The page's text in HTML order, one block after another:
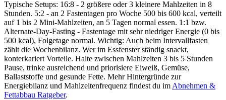
Typische Setups: 16:8 - 2 größere oder 3 kleinere Mahlzeiten in 8
Stunden. 5:2 - an 2 Fastentagen pro Woche 500 bis 600 kcal, verteilt
auf 1 bis 2 Mini-Mahlzeiten, an 5 Tagen normal essen. 1:1 bzw.
Alternate-Day-Fasting - Fastentage mit sehr niedriger Energie (0 bis
500 kcal), Folgetage normal. Wichtig: Auch beim Intervallfasten
zählt die Wochenbilanz. Wer im Essfenster ständig snackt,
konterkariert Vorteile. Halte zwischen Mahlzeiten 3 bis 5 Stunden
Pause, trinke ausreichend und priorisiere Eiweiß, Gemüse,
Ballaststoffe und gesunde Fette. Mehr Hintergründe zur
Energiebilanz und Mahlzeitenfrequenz findest du im Abnehmen &
Fettabbau Ratgeber.